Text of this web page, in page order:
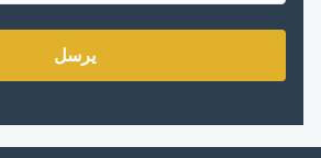
يرسل